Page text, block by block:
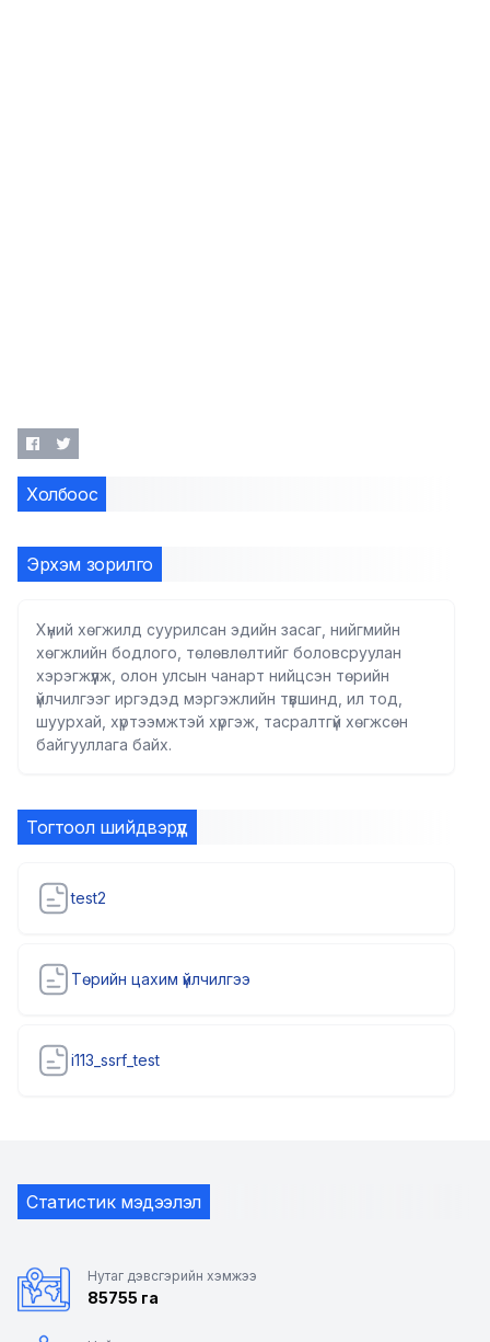
Холбоос
Эрхэм зорилго
Хүний хөгжилд суурилсан эдийн засаг, нийгмийн
хөгжлийн бодлого, төлөвлөлтийг боловсруулан
хэрэгжүүлж, олон улсын чанарт нийцсэн төрийн
үйлчилгээг иргэдэд мэргэжлийн түвшинд, ил тод,
шуурхай, хүртээмжтэй хүргэж, тасралтгүй хөгжсөн
байгууллага байх.
Тогтоол шийдвэрүүд
test2
Төрийн цахим үйлчилгээ
i113_ssrf_test
Статистик мэдээлэл
Нутаг дэвсгэрийн хэмжээ
85755 га